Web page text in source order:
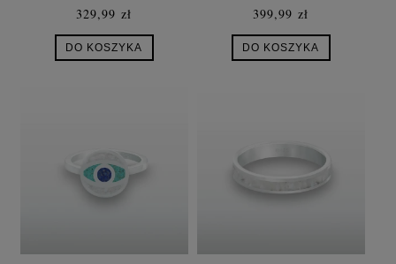
329,99 zł
DO KOSZYKA
SREBRO UNISEX
399,99 zł
DO KOSZYKA